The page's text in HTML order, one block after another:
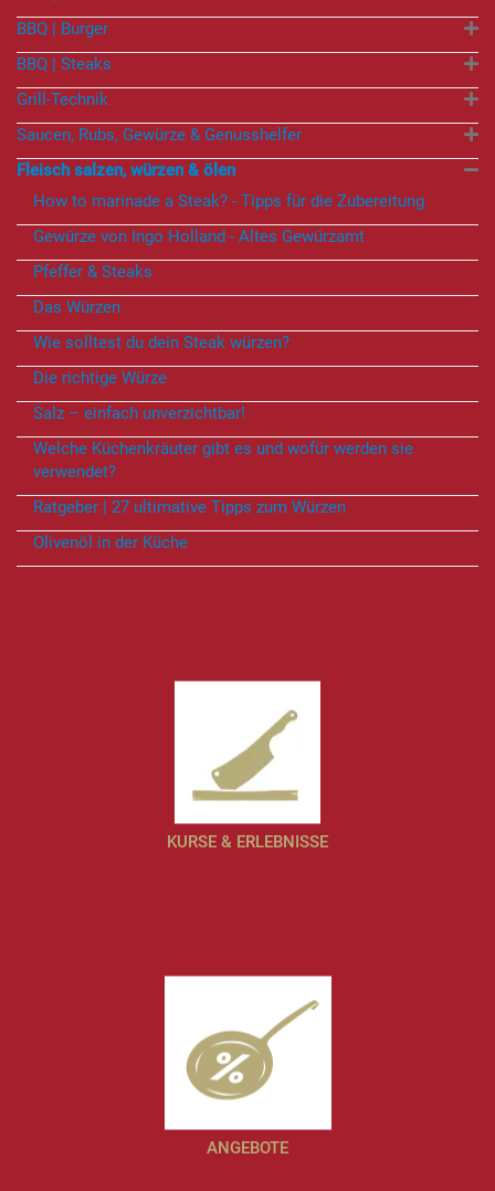
BBQ | Burger
BBQ | Steaks
Grill-Technik
Saucen, Rubs, Gewürze & Genusshelfer
Fleisch salzen, würzen & ölen
How to marinade a Steak? - Tipps für die Zubereitung
Gewürze von Ingo Holland - Altes Gewürzamt
Pfeffer & Steaks
Das Würzen
Wie solltest du dein Steak würzen?
Die richtige Würze
Salz – einfach unverzichtbar!
Welche Küchenkräuter gibt es und wofür werden sie
verwendet?
Ratgeber | 27 ultimative Tipps zum Würzen
Olivenöl in der Küche
KURSE & ERLEBNISSE
ANGEBOTE